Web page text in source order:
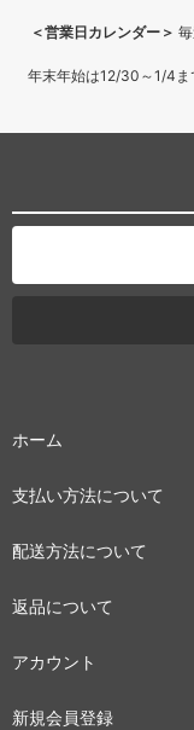
＜営業日カレンダー＞
年末年始は12/30～1/4ま
ホーム
支払い方法について
配送方法について
返品について
アカウント
新規会員登録